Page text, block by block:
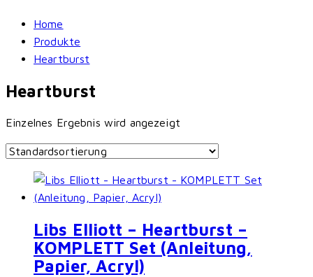
Home
Produkte
Heartburst
Heartburst
Einzelnes Ergebnis wird angezeigt
Libs Elliott – Heartburst –
KOMPLETT Set (Anleitung,
Papier, Acryl)